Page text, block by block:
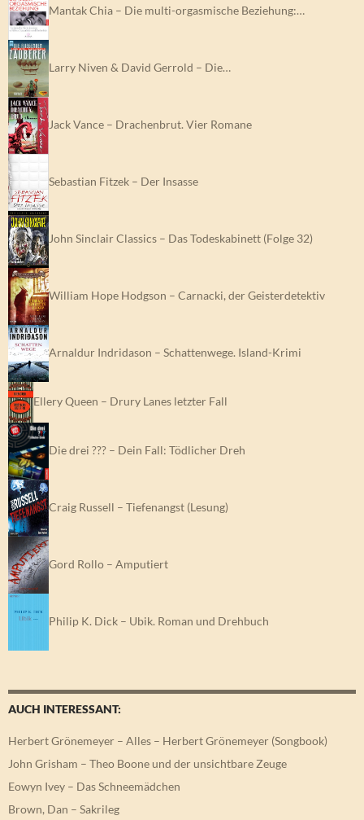
Mantak Chia – Die multi-orgasmische Beziehung:…
Larry Niven & David Gerrold – Die…
Jack Vance – Drachenbrut. Vier Romane
Sebastian Fitzek – Der Insasse
John Sinclair Classics – Das Todeskabinett (Folge 32)
William Hope Hodgson – Carnacki, der Geisterdetektiv
Arnaldur Indridason – Schattenwege. Island-Krimi
Ellery Queen – Drury Lanes letzter Fall
Die drei ??? – Dein Fall: Tödlicher Dreh
Craig Russell – Tiefenangst (Lesung)
Gord Rollo – Amputiert
Philip K. Dick – Ubik. Roman und Drehbuch
AUCH INTERESSANT:
Herbert Grönemeyer – Alles – Herbert Grönemeyer (Songbook)
John Grisham – Theo Boone und der unsichtbare Zeuge
Eowyn Ivey – Das Schneemädchen
Brown, Dan – Sakrileg